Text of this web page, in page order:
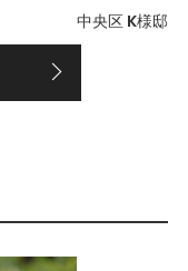
中央区 K様邸